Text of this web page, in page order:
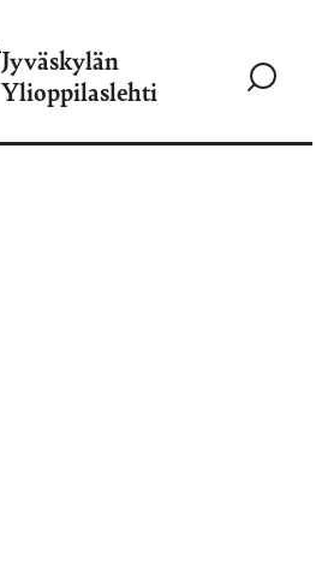
Jyväskylän
Ylioppilaslehti
Siirry